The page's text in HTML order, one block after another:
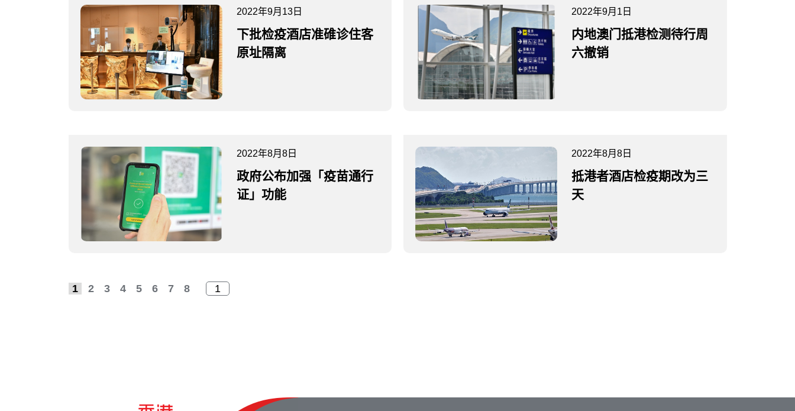
2022年9月13日
下批检疫酒店准碓诊住客
原址隔离
2022年9月1日
内地澳门抵港检测待行周
六撤销
2022年8月8日
政府公布加强「疫苗通行
证」功能
2022年8月8日
抵港者酒店检疫期改为三
天
1 2 3 4 5 6 7 8